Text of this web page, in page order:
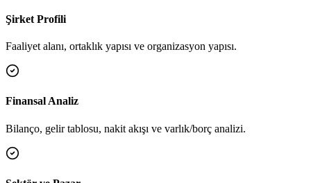
Şirket Profili
Faaliyet alanı, ortaklık yapısı ve organizasyon yapısı.
Finansal Analiz
Bilanço, gelir tablosu, nakit akışı ve varlık/borç analizi.